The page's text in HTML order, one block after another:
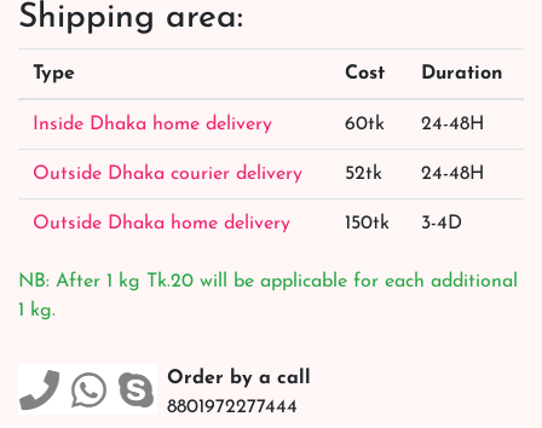
Shipping area:
Type Cost Duration
Inside Dhaka home delivery 60tk 24-48H
Outside Dhaka courier delivery 52tk 24-48H
Outside Dhaka home delivery 150tk 3-4D
NB: After 1 kg Tk.20 will be applicable for each additional
1 kg.
Order by a call
8801972277444